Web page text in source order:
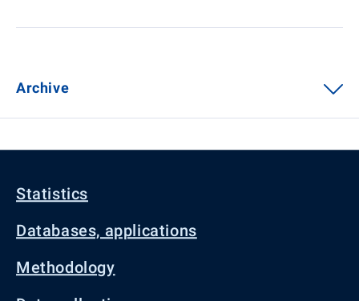
Archive
Statistics
Databases, applications
Methodology